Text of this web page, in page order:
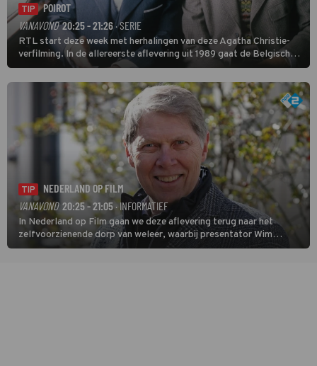
TIP
POIROT
VANAVOND 20:25 - 21:26 · SERIE
RTL start deze week met herhalingen van deze Agatha Christie-
verfilming. In de allereerste aflevering uit 1989 gaat de Belgische
speurder op zoek naar een vermiste kok. Poirot raakt al snel
verwikkeld in een moordzaak. (HH)
TIP
NEDERLAND OP FILM
VANAVOND 20:25 - 21:05· INFORMATIEF
In Nederland op Film gaan we deze aflevering terug naar het
zelfvoorzienende dorp van weleer, waarbij presentator Wim
Daniëls de kijkers meeneemt op reis door de tijd aan de hand van